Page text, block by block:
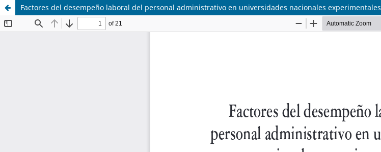
Factores del desempeño laboral del personal administrativo en universidades nacionales experimentales